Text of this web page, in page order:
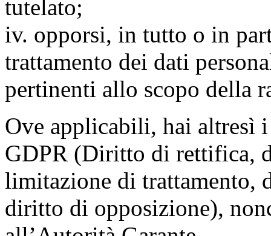
tutelato;
iv. opporsi, in tutto o in
trattamento dei dati
pertinenti allo scopo della
Ove applicabili, hai
GDPR (Diritto di rettifica,
limitazione di trattamento,
diritto di opposizione),